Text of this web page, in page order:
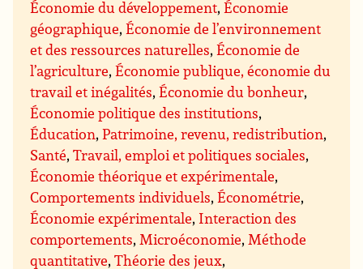
Économie du développement,Économie
géographique,Économie de l’environnement
et des ressources naturelles,Économie de
l’agriculture,Économie publique, économie du
travail et inégalités,Économie du bonheur,
Économie politique des institutions,
Éducation,Patrimoine, revenu, redistribution,
Santé,Travail, emploi et politiques sociales,
Économie théorique et expérimentale,
Comportements individuels,Économétrie,
Économie expérimentale, Interaction des
comportements, Microéconomie, Méthode
quantitative,Théorie des jeux,